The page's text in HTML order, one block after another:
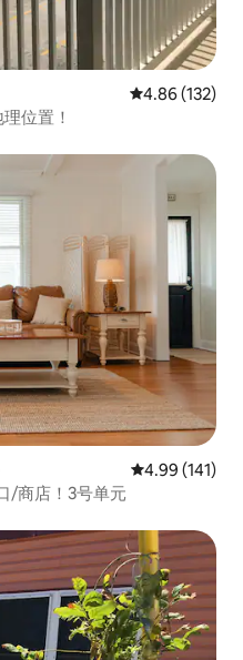
平均评分 4.86
4.86 (132)
佳， 绝佳地理位置！
平均评分 4.99
4.99 (141)
/商店！3号单元